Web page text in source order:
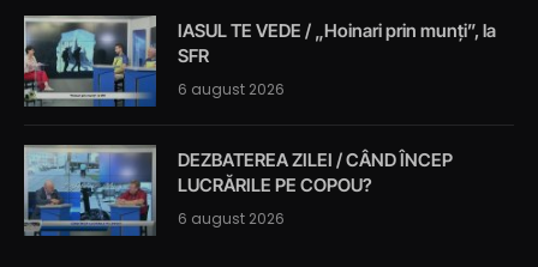
IASUL TE VEDE / „Hoinari prin munți”, la
SFR
6 august 2026
DEZBATEREA ZILEI / CÂND ÎNCEP
LUCRĂRILE PE COPOU?
6 august 2026